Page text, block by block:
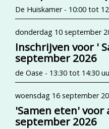
De Huiskamer - 10:00 tot
donderdag 10 september
Inschrijven voor '
september 2026
de Oase - 13:30 tot 14:30
woensdag 16 september
'Samen eten'
september 2026